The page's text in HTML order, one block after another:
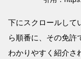
下にスクロールして
ら順番に、その免許
わかりやすく紹介さ